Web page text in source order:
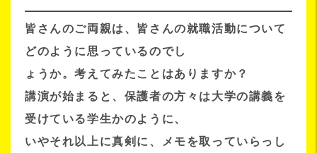
皆さんのご両親は、皆さんの就職活動について
どのように思っているのでし
ょうか。考えてみたことはありますか？
講演が始まると、保護者の方々は大学の講義を
受けている学生かのように、
いやそれ以上に真剣に、メモを取っていらっし